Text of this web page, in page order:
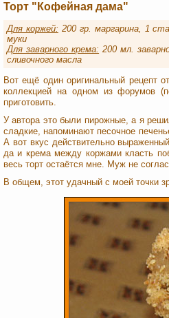
Торт "Кофейная дама"
Для коржей: 200 гр. маргарина, 1
муки
Для заварного крема: 200 мл.
сливочного масла
Вот ещё один оригинальный рецепт
коллекцией на одном из форумов
приготовить.
У автора это были пирожные, а я
сладкие, напоминают песочное
А вот вкус действительно
да и крема между коржами класть
весь торт остаётся мне. Муж не
В общем, этот удачный с моей точки